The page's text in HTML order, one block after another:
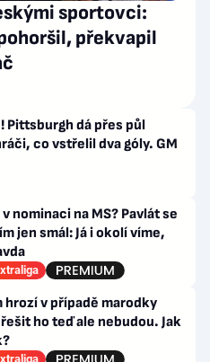
sportovci:
překvapil
Pittsburgh dá přes půl
co vstřelil dva góly. GM
nominaci na MS? Pavlát se
jen smál: Já i okolí víme,
hrozí v případě marodky
ho teď ale nebudou. Jak